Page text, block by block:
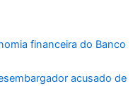
financeira do Banco
acusado de